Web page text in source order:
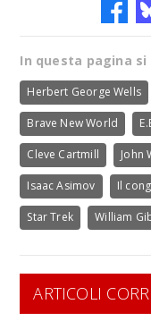
In questa pagina si
Herbert George Wells
Brave New World
Cleve Cartmill John
Isaac Asimov Il
Star Trek William
ARTICOLI